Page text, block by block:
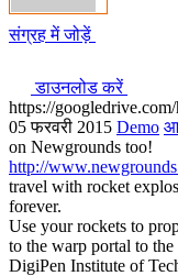
संग्रह में जोड़ें
डाउनलोड करें
https://
05 फरवरी 2015 Demo
on Newgrounds too!
http://
travel with rocket
forever.
Use your rockets to
to the warp portal to
DigiPen Institute of